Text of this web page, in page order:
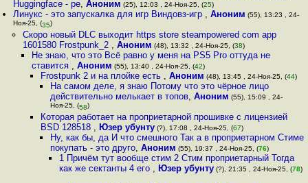
Huggingface - ре,Аноним (25), 12:03 , 24-Ноя-25, (25)
Линукс - это запускалка для игр Виндовз-игр ,Аноним (55), 13:23 , 24-
Ноя-25, (35)
Скоро новый DLC выходит https store steampowered com app
1601580 Frostpunk_2 , Аноним (48), 13:32 , 24-Ноя-25, (38)
Не знаю, что это Всё равно у меня на PS5 Pro оттуда не
ставится , Аноним (55), 13:40 , 24-Ноя-25, (42)
Frostpunk 2 и на плойке есть ,Аноним (48), 13:45 , 24-Ноя-25, (44)
На самом деле, я знаю Потому что это чёрное лицо
действительно мелькает в топов, Аноним (55), 15:09 , 24-
Ноя-25, (58)
Которая работает на проприетарной прошивке с лицензией
BSD 128518 , Юзер убунту (?), 17:08 , 24-Ноя-25, (67)
Ну, как бы, да И что смешного Так а в проприетарном Стиме
покупать - это друго, Аноним (55), 19:37 , 24-Ноя-25, (76)
1 Причём тут вообще стим 2 Стим проприетарный Тогда
как же сектанты 4 его , Юзер убунту(?), 21:35 , 24-Ноя-25, (78)